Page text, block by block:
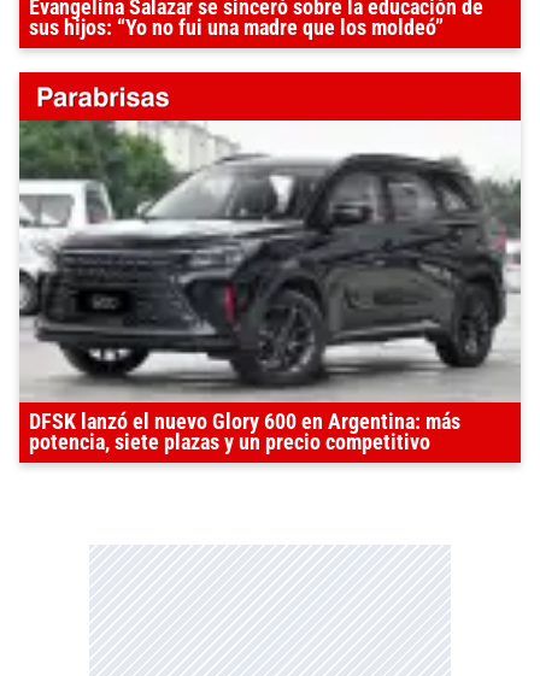
Evangelina Salazar se sinceró sobre la educación de
sus hijos: “Yo no fui una madre que los moldeó”
DFSK lanzó el nuevo Glory 600 en Argentina: más
potencia, siete plazas y un precio competitivo